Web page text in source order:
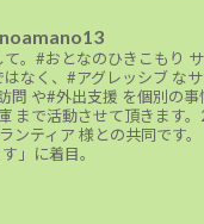
。#おとなのひきこもり サ
なく、#アグレッシブ な
問 や#外出支援 を個別の事
まで活動させて頂きます。
ンティア 様との共同です
」に着目。